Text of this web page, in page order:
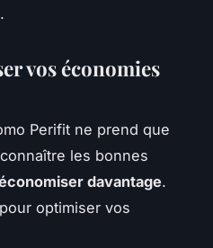
vos économies
Perifit ne prend que
les bonnes
davantage.
optimiser vos